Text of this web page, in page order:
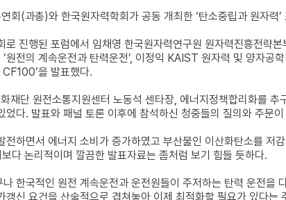
회(과총)와 한국원자력학회가 공동 개최한 ‘탄소중립과 원자력
로 진행된 포럼에서 임채영 한국원자력연구원 원자력진흥전략
원전의 계속운전과 탄력운전’, 이정익 KAIST 원자력 및 양자공
을 발표했다.
재단 원전소통지원센터 노동석 센타장, 에너지정책합리화를
었다. 발표와 패널 토론 이후에 참석하신 청중들의 질의와 주문
전하면서 에너지 소비가 증가하였고 부산물인 이산화탄소를 저
다 논리적이며 깔끔한 발표자료는 좀처럼 보기 힘들 듯하다.
한국적인 원전 계속운전과 운전원들이 주저하는 탄력 운전을
갱신 요건을 산술적으로 겹쳐놓아 이제 최적화할 필요가 있다